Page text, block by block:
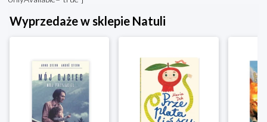
Wyprzedaże w sklepie Natuli